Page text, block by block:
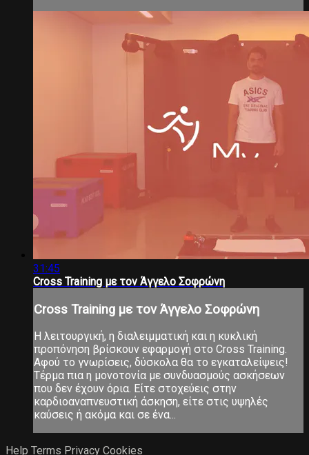
31:45
Cross Training με τον Άγγελο Σοφρώνη
Cross Training με τον Άγγελο Σοφρώνη
Η λειτουργική, η διαλειμματική και η κυκλική
προπόνηση βρίσκουν εφαρμογή στο Cross Training.
Αφού το γνωρίσεις, δύσκολα θα το εγκαταλείψεις!
Τέρμα πια η μονοτονία με συνδυασμούς ασκήσεων
που δεν έχουν όρια. Είτε στοχεύεις στην
καρδιοαναπνευστική άσκηση, είτε στις υψηλές
καύσεις ή ακόμα και σε ένα...
Help Terms Privacy Cookies